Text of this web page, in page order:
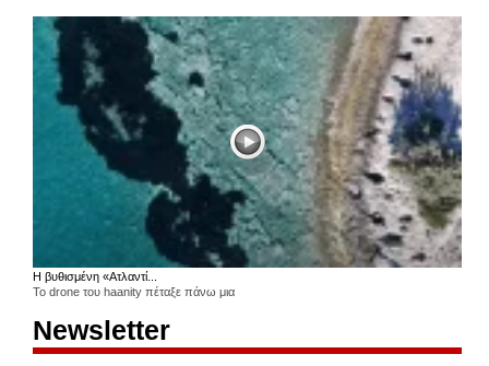
Η βυθισμένη «Ατλαντί...
Το drone του haanity πέταξε πάνω μια
Newsletter